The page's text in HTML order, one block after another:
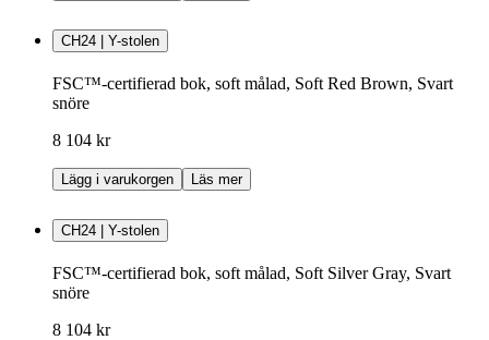
CH24 | Y-stolen
FSC™-certifierad bok, soft målad, Soft Red Brown, Svart
snöre
8 104 kr
Lägg i varukorgen Läs mer
CH24 | Y-stolen
FSC™-certifierad bok, soft målad, Soft Silver Gray, Svart
snöre
8 104 kr